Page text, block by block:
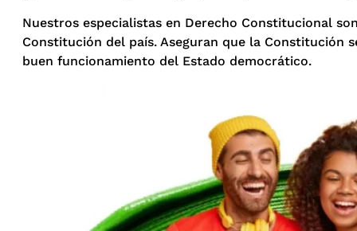
Nuestros especialistas en Derecho Constitucional
Constitución del país. Aseguran que la Constitución
buen funcionamiento del Estado democrático.